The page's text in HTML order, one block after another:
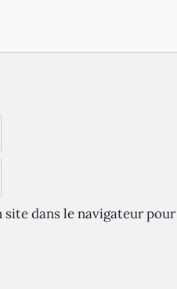
dans le navigateur